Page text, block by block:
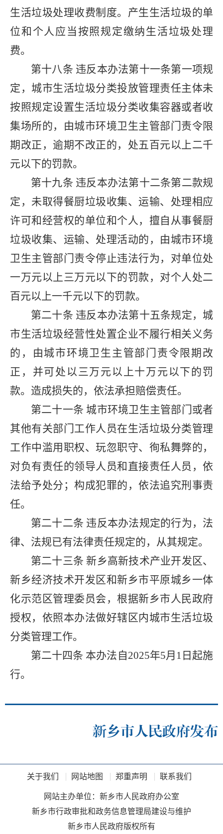
生活垃圾处理收费制度。产生生活垃圾的单
位和个人应当按照规定缴纳生活垃圾处理
费。
第十八条 违反本办法第十一条第一项规
定，城市生活垃圾分类投放管理责任主体未
按照规定设置生活垃圾分类收集容器或者收
集场所的，由城市环境卫生主管部门责令限
期改正，逾期不改正的，处五百元以上二千
元以下的罚款。
第十九条 违反本办法第十二条第二款规
定，未取得餐厨垃圾收集、运输、处理相应
许可和经营权的单位和个人，擅自从事餐厨
垃圾收集、运输、处理活动的，由城市环境
卫生主管部门责令停止违法行为，对单位处
一万元以上三万元以下的罚款，对个人处二
百元以上一千元以下的罚款。
第二十条 违反本办法第十五条规定，城
市生活垃圾经营性处置企业不履行相关义务
的，由城市环境卫生主管部门责令限期改
正，并可处以三万元以上十万元以下的罚
款。造成损失的，依法承担赔偿责任。
第二十一条 城市环境卫生主管部门或者
其他有关部门工作人员在生活垃圾分类管理
工作中滥用职权、玩忽职守、徇私舞弊的，
对负有责任的领导人员和直接责任人员，依
法给予处分；构成犯罪的，依法追究刑事责
任。
第二十二条 违反本办法规定的行为，法
律、法规已有法律责任规定的，从其规定。
第二十三条 新乡高新技术产业开发区、
新乡经济技术开发区和新乡市平原城乡一体
化示范区管理委员会，根据新乡市人民政府
授权，依照本办法做好辖区内城市生活垃圾
分类管理工作。
第二十四条 本办法自2025年5月1日起施
行。
新乡市人民政府发布
关于我们 网站地图 郑重声明 联系我们
网站主办单位：新乡市人民政府办公室
新乡市行政审批和政务信息管理局建设与维护
新乡市人民政府版权所有